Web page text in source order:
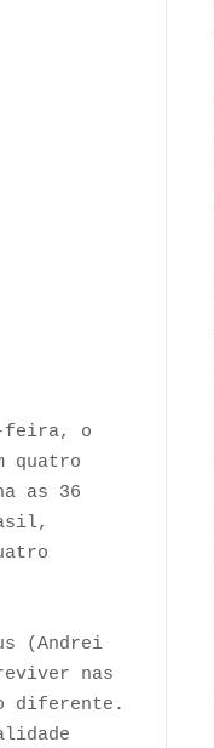
feira, o
quatro
as 36
(Andrei
nas
diferente.